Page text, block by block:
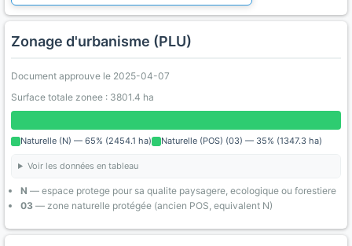
Zonage d'urbanisme (PLU)
Document approuve le 2025-04-07
Surface totale zonee : 3801.4 ha
Naturelle (N) — 65% (2454.1 ha) Naturelle (POS) (03) — 35% (1347.3 ha)
Voir les données en tableau
N — espace protege pour sa qualite paysagere, ecologique ou forestiere
03 — zone naturelle protégée (ancien POS, equivalent N)